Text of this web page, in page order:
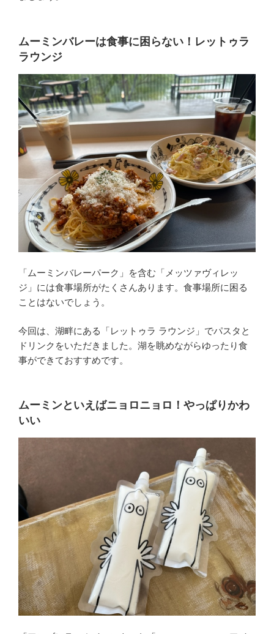
ムーミンバレーは食事に困らない！レットゥラ
ラウンジ
「ムーミンバレーパーク」を含む「メッツァヴィレッ
ジ」には食事場所がたくさんあります。食事場所に困る
ことはないでしょう。
今回は、湖畔にある「レットゥラ ラウンジ」でパスタと
ドリンクをいただきました。湖を眺めながらゆったり食
事ができておすすめです。
ムーミンといえばニョロニョロ！やっぱりかわ
いい